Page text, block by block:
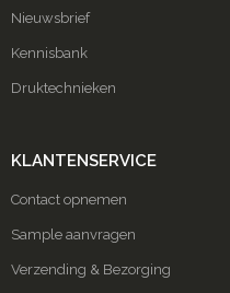
Nieuwsbrief
Kennisbank
Druktechnieken
KLANTENSERVICE
Contact opnemen
Sample aanvragen
Verzending & Bezorging